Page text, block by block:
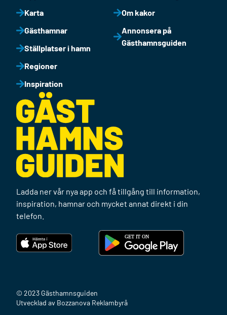
Ladda ner vår nya app och få tillgång till information,
inspiration, hamnar och mycket annat direkt i din
telefon.
Karta
Gästhamnar
Ställplatser i hamn
Regioner
Inspiration
Om kakor
Annonsera på
Gästhamnsguiden
© 2023 Gästhamnsguiden
Utvecklad av Bozzanova Reklambyrå